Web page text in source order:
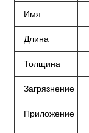
Имя
Длина
Толщина
Загрязнение
Приложение